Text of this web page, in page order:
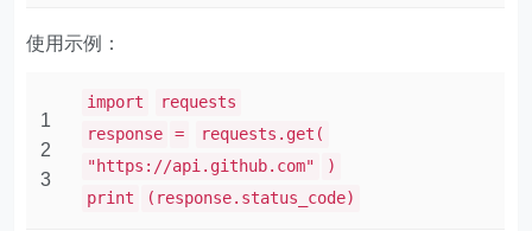
使用示例：
1
2
3
import
requests
response
=
requests.get(
"https://api.github.com"
)
print
(response.status_code)